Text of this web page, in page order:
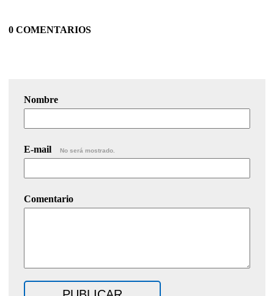
0 COMENTARIOS
Nombre
E-mail No será mostrado.
Comentario